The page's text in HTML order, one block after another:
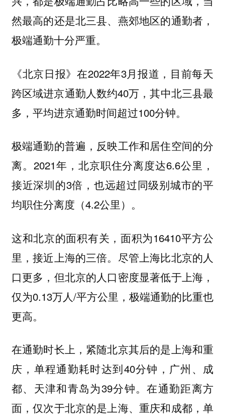
然最高的还是北三县、燕郊地区的通勤者，
极端通勤十分严重。
《北京日报》在2022年3月报道，目前每天
跨区域进京通勤人数约40万，其中北三县最
多，平均进京通勤时间超过100分钟。
极端通勤的普遍，反映工作和居住空间的分
离。2021年，北京职住分离度达6.6公里，
接近深圳的3倍，也远超过同级别城市的平
均职住分离度（4.2公里）。
这和北京的面积有关，面积为16410平方公
里，接近上海的三倍。尽管上海比北京的人
口更多，但北京的人口密度显著低于上海，
仅为0.13万人/平方公里，极端通勤的比重也
更高。
在通勤时长上，紧随北京其后的是上海和重
庆，单程通勤耗时达到40分钟，广州、成
都、天津和青岛为39分钟。在通勤距离方
面，仅次于北京的是上海、重庆和成都，单